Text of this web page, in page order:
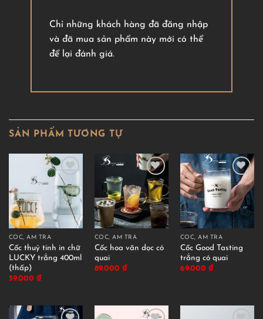
Chỉ những khách hàng đã đăng nhập
và đã mua sản phẩm này mới có thể
để lại đánh giá.
SẢN PHẨM TƯƠNG TỰ
CỐC, ẤM TRÀ
Cốc thuỷ tinh in chữ
LUCKY trắng 400ml
(thấp)
59.000 ₫
CỐC, ẤM TRÀ
Cốc hoa văn dọc có
quai
89.000 ₫
CỐC, ẤM TRÀ
Cốc Good Tasting
trắng có quai
69.000 ₫